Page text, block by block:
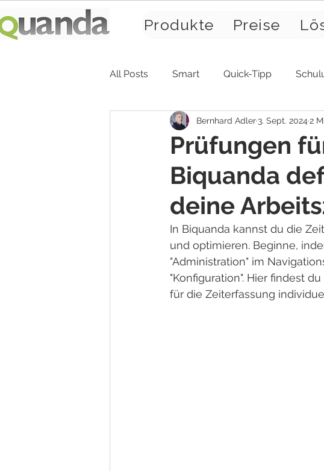
Produkte Preise
All Posts Smart Quick-Tipp
Prüfungen
Biquanda
deine
Bernhard Adler 3. Sept. 2024 2
In Biquanda kannst du die
und optimieren. Beginne,
"Administration" im
"Konfiguration". Hier findest
für die Zeiterfassung